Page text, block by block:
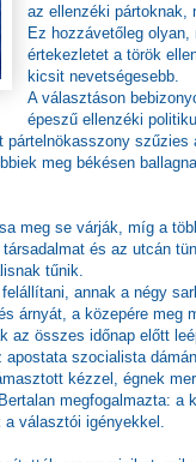
az ellenzéki pártoknak,
Ez hozzávetőleg
értekezletet a török
kicsit nevetségesebb.
A választáson
épeszű ellenzéki
szűzies
meg békésen
meg se várják, míg a
és az utcán
tűnik.
annak a négy
árnyát, a közepére
összes időnap előtt
szocialista
kézzel, égnek
megfogalmazta: a
választói igényekkel.